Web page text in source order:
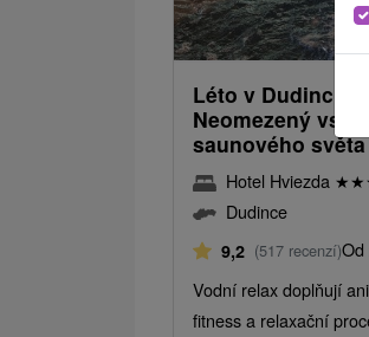
Léto v
Neomezený
saunového světa
Hotel Hviezda ★★
Dudince
9,2 (517 recenzí)Od
Vodní relax doplňují
fitness a relaxační